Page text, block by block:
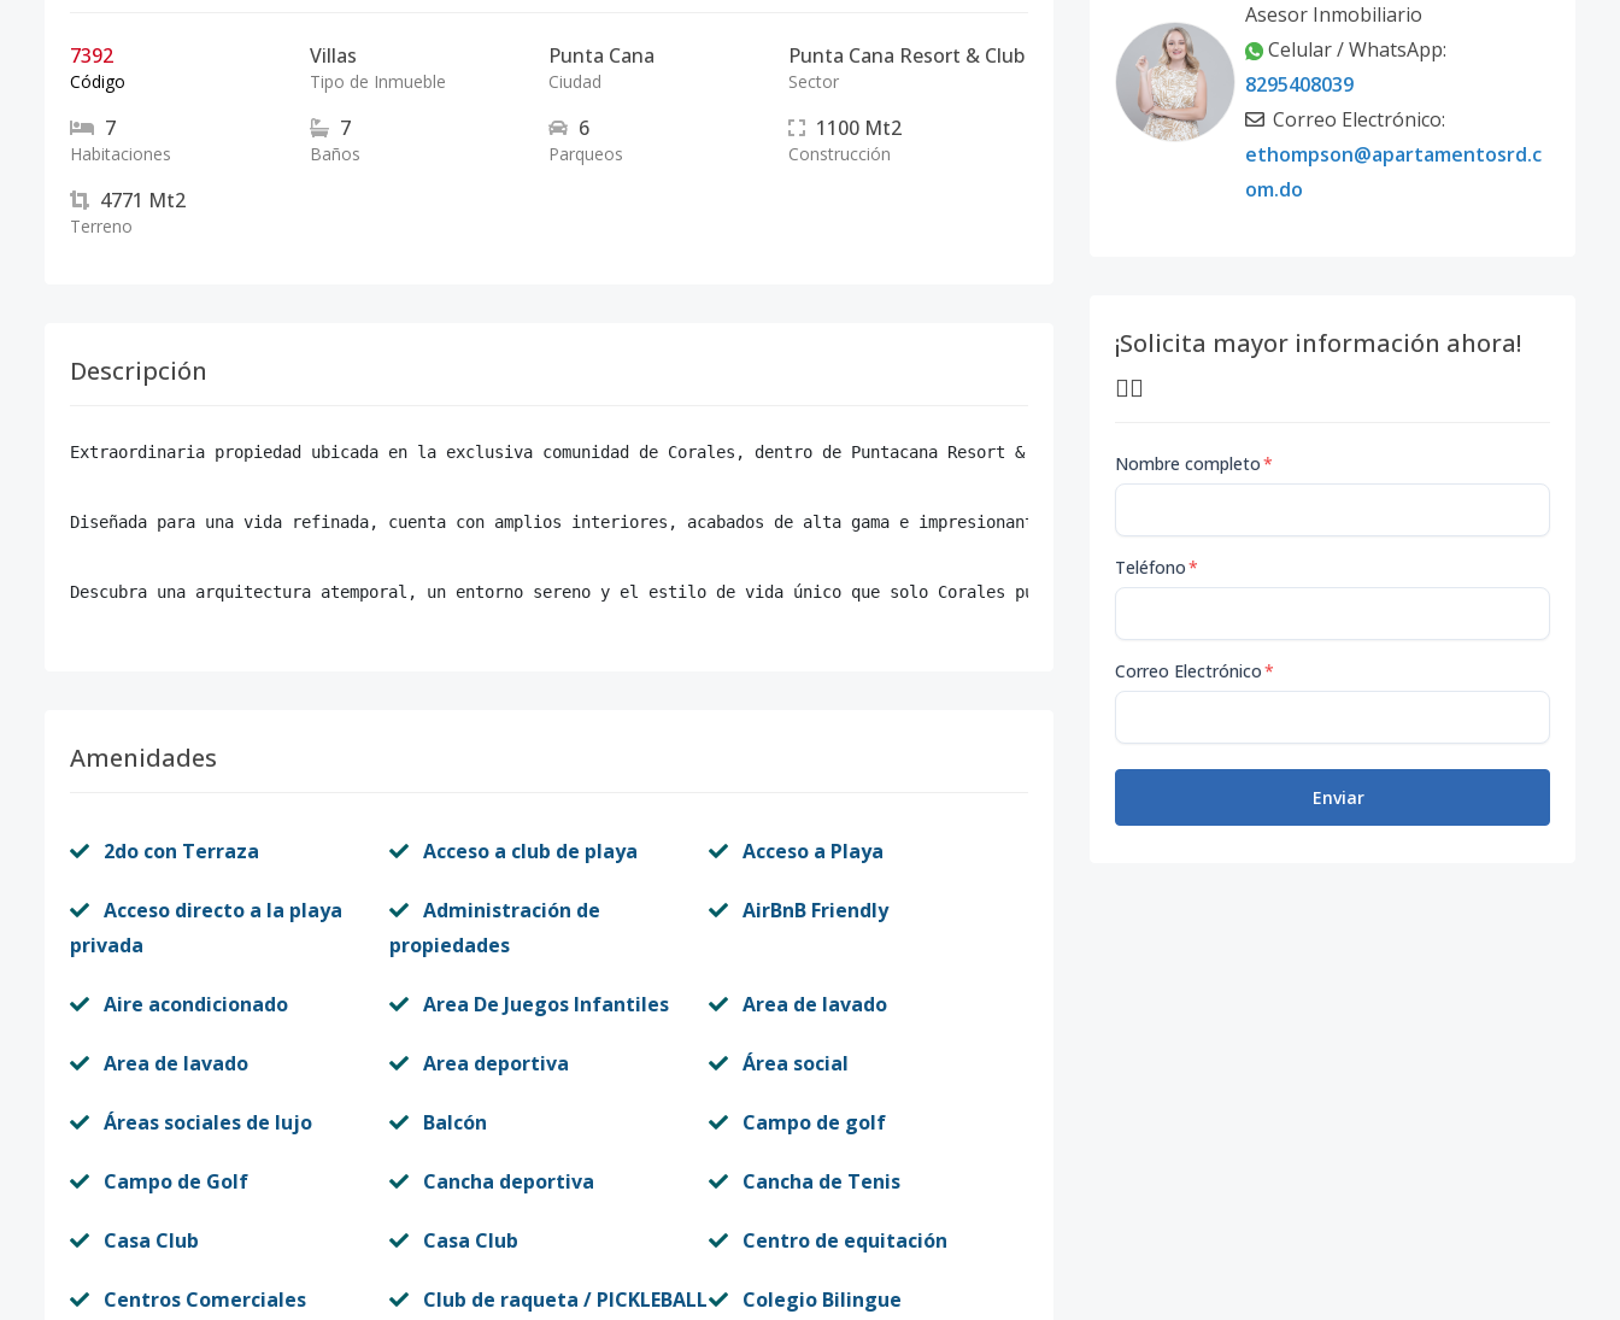
7392
Código
Villas
Tipo de Inmueble
Punta Cana
Ciudad
Punta Cana Resort & Club
Sector
7
Habitaciones
7
Baños
6
Parqueos
1100 Mt2
Construcción
4771 Mt2
Terreno
Descripción
Extraordinaria propiedad ubicada en la exclusiva comunidad de Corales, dentro de Puntacana Resort & Club. Rodeada de exuberantes paisajes tropicales y
Diseñada para una vida refinada, cuenta con amplios interiores, acabados de alta gama e impresionantes espacios exteriores, perfectos para recibir
Descubra una arquitectura atemporal, un entorno sereno y el estilo de vida único que solo Corales puede ofrecer.
Amenidades
2do con Terraza Acceso a club de playa Acceso a Playa
Acceso directo a la playa
privada
Administración de
propiedades
AirBnB Friendly
Aire acondicionado Area De Juegos Infantiles Area de lavado
Area de lavado Area deportiva Área social
Áreas sociales de lujo Balcón Campo de golf
Campo de Golf Cancha deportiva Cancha de Tenis
Casa Club Casa Club Centro de equitación
Centros Comerciales
Club de raqueta / PICKLEBALL Colegio Bilingue
Asesor Inmobiliario
Celular / WhatsApp:
8295408039
Correo Electrónico:
ethompson@apartamentosrd.c
om.do
¡Solicita mayor información ahora!
👇🏽
Nombre completo*
Teléfono*
Correo Electrónico*
Enviar